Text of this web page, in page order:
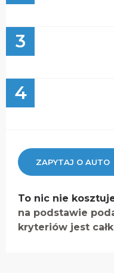
3
4
ZAPYTAJ O AUTO
To nic nie
na podstawie
kryteriów jest